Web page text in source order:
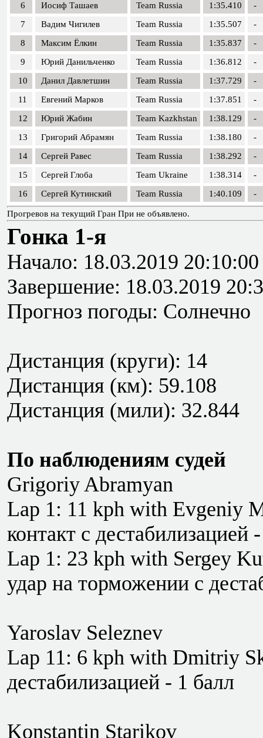
6
Иосиф Ташаев Team Russia 1:35.410
-
7
Вадим Чигилев Team Russia 1:35.507
-
8
Максим Ёлкин Team Russia 1:35.837
-
9
Юрий Данильченко Team Russia 1:36.812
-
10
Данил Давлетшин Team Russia 1:37.729
-
11
Евгений Марков Team Russia 1:37.851
-
12
Юрий Жабин Team Kazkhstan 1:38.129
-
13
Григорий Абрамян Team Russia 1:38.180
-
14
Сергей Равес Team Russia 1:38.292
-
15
Сергей Глоба Team Ukraine 1:38.314
-
16
Сергей Кутинский Team Russia 1:40.109 -
Прогревов на текущий Гран При не объявлено.
Гонка 1-я
Начало: 18.03.2019 20:10:00
Завершение: 18.03.2019
Прогноз погоды: Солнечно
Дистанция (круги): 14
Дистанция (км): 59.108
Дистанция (мили): 32.844
По наблюдениям судей
Grigoriy Abramyan
Lap 1: 11 kph with Evgeniy
контакт с дестабилизацией
Lap 1: 23 kph with Sergey
удар на торможении с
Yaroslav Seleznev
Lap 11: 6 kph with Dmitriy
дестабилизацией - 1 балл
Konstantin Starikov